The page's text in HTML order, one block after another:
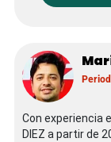
Con experiencia
DIEZ a partir de